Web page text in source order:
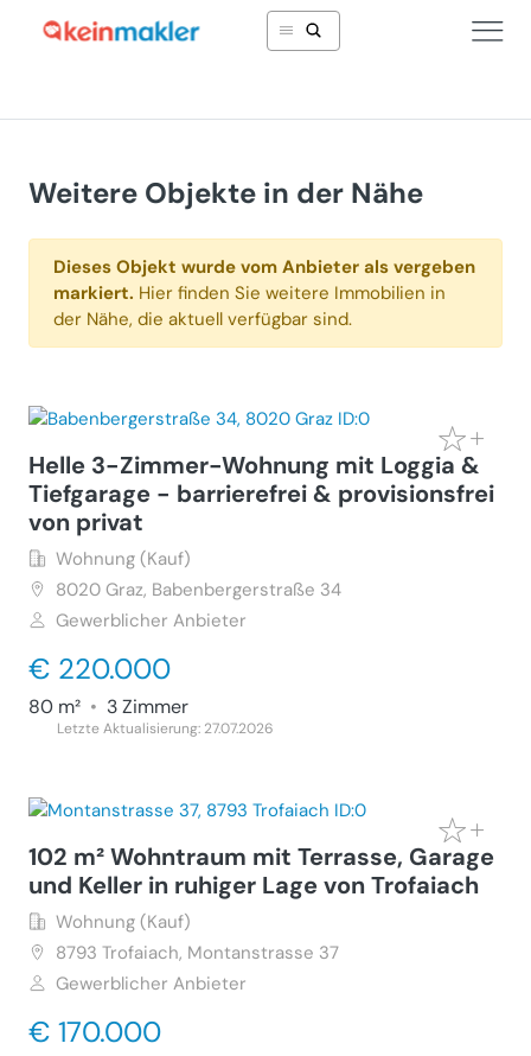
Weitere Objekte in der Nähe
Dieses Objekt wurde vom Anbieter als vergeben
markiert. Hier finden Sie weitere Immobilien in
der Nähe, die aktuell verfügbar sind.
Helle 3-Zimmer-Wohnung mit Loggia &
Tiefgarage - barrierefrei & provisionsfrei
von privat
Wohnung (Kauf)
8020 Graz, Babenbergerstraße 34
Gewerblicher Anbieter
€ 220.000
80 m² • 3 Zimmer
Letzte Aktualisierung: 27.07.2026
102 m² Wohntraum mit Terrasse, Garage
und Keller in ruhiger Lage von Trofaiach
Wohnung (Kauf)
8793 Trofaiach, Montanstrasse 37
Gewerblicher Anbieter
€ 170.000